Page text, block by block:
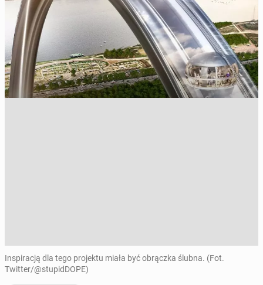
Inspiracją dla tego projektu miała być obrączka ślubna. (Fot.
Twitter/@stupidDOPE)